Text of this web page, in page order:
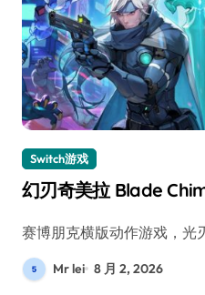
Switch游戏
幻刃奇美拉 Blade
赛博朋克横版动作游戏，
Mr lei 8 月 2, 2026